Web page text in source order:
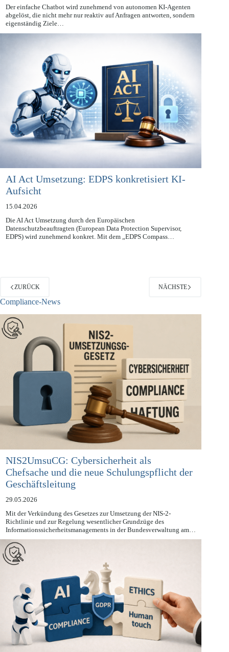
16.04.2026
Der einfache Chatbot wird zunehmend von autonomen KI-Agenten
abgelöst, die nicht mehr nur reaktiv auf Anfragen antworten, sondern
eigenständig Ziele…
AI Act Umsetzung: EDPS konkretisiert KI-
Aufsicht
15.04.2026
Die AI Act Umsetzung durch den Europäischen
Datenschutzbeauftragten (European Data Protection Supervisor,
ZURÜCK
Compliance-News
NIS2UmsuCG: Cybersicherheit als
Chefsache und die neue Schulungspflicht der
Geschäftsleitung
29.05.2026
Mit der Verkündung des Gesetzes zur Umsetzung der NIS-2-
Richtlinie und zur Regelung wesentlicher Grundzüge des
Informationssicherheitsmanagements in der Bundesverwaltung am…